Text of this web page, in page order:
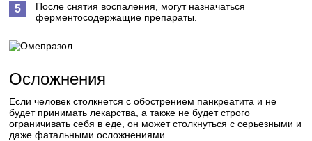
После снятия воспаления, могут назначаться
ферментосодержащие препараты.
Осложнения
Если человек столкнется с обострением панкреатита и не
будет принимать лекарства, а также не будет строго
ограничивать себя в еде, он может столкнуться с серьезными и
даже фатальными осложнениями.